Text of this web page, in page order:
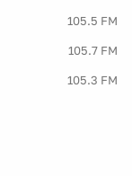
105.5 FM
105.7 FM
105.3 FM